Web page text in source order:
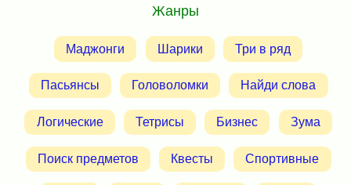
Жанры
Маджонги Шарики Три в ряд
Пасьянсы Головоломки Найди слова
Логические Тетрисы Бизнес Зума
Поиск предметов Квесты Спортивные